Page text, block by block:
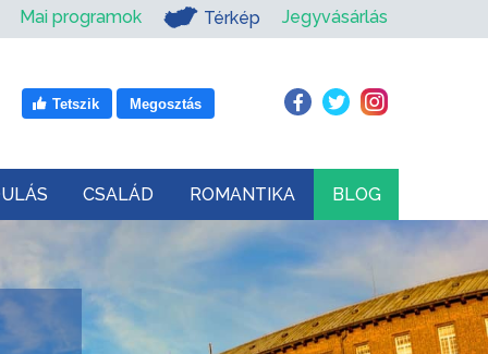
Mai programok Térkép Jegyvásárlás
Tetszik Megosztás
CSALÁD ROMANTIKA BLOG